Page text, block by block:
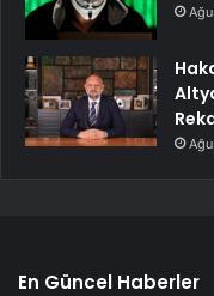
En Güncel Haberler